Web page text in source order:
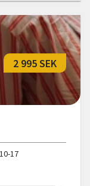
2 995 SEK
17